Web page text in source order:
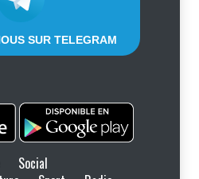
SUR TELEGRAM
Social